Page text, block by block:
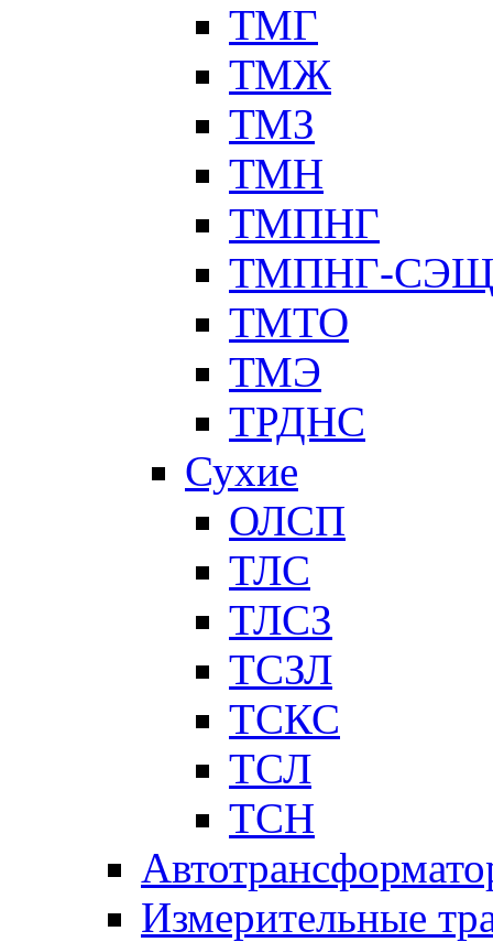
ТМГ
ТМЖ
ТМЗ
ТМН
ТМПНГ
ТМПНГ-СЭЩ
ТМТО
ТМЭ
ТРДНС
Сухие
ОЛСП
ТЛС
ТЛСЗ
ТСЗЛ
ТСКС
ТСЛ
ТСН
Измерительные